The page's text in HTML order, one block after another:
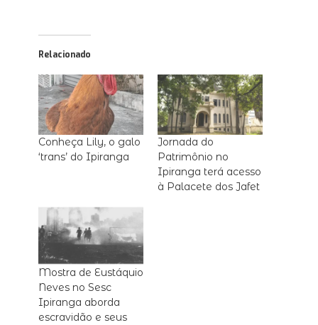
Relacionado
Conheça Lily, o galo
‘trans’ do Ipiranga
Jornada do
Patrimônio no
Ipiranga terá acesso
à Palacete dos Jafet
Mostra de Eustáquio
Neves no Sesc
Ipiranga aborda
escravidão e seus